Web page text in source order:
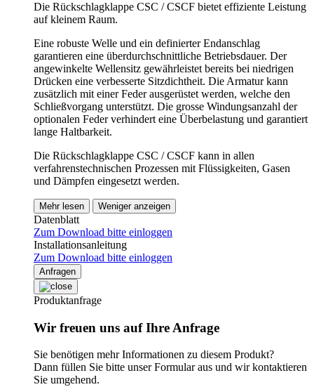
Die Rückschlagklappe CSC / CSCF bietet effiziente Leistung
auf kleinem Raum.
Eine robuste Welle und ein definierter Endanschlag
garantieren eine überdurchschnittliche Betriebsdauer. Der
angewinkelte Wellensitz gewährleistet bereits bei niedrigen
Drücken eine verbesserte Sitzdichtheit. Die Armatur kann
zusätzlich mit einer Feder ausgerüstet werden, welche den
Schließvorgang unterstützt. Die grosse Windungsanzahl der
optionalen Feder verhindert eine Überbelastung und garantiert
lange Haltbarkeit.
Die Rückschlagklappe CSC / CSCF kann in allen
verfahrenstechnischen Prozessen mit Flüssigkeiten, Gasen
und Dämpfen eingesetzt werden.
Mehr lesen Weniger anzeigen
Datenblatt
Zum Download bitte einloggen
Installationsanleitung
Zum Download bitte einloggen
Anfragen
Produktanfrage
Wir freuen uns auf Ihre Anfrage
Sie benötigen mehr Informationen zu diesem Produkt?
Dann füllen Sie bitte unser Formular aus und wir kontaktieren
Sie umgehend.